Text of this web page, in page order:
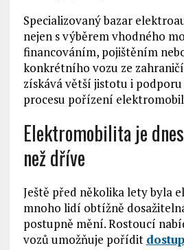
Specializovaný bazar
nejen s výběrem vhodného
financováním, pojištěním
konkrétního vozu ze
získává větší jistotu i podporu
procesu pořízení
Elektromobilita je
než dříve
Ještě před několika lety byla
mnoho lidí obtížně
postupně mění. Rostoucí
vozů umožňuje pořídit